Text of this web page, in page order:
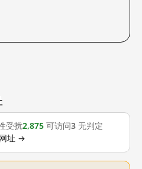
受扰2,875 可访问3 无判定
址 →